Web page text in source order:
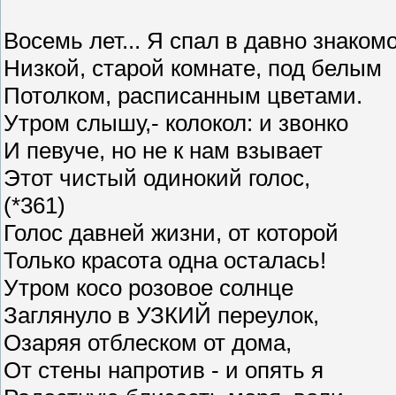
Восемь лет... Я спал в давно
Низкой, старой комнате, под белым
Потолком, расписанным цветами.
Утром слышу,- колокол: и звонко
И певуче, но не к нам взывает
Этот чистый одинокий голос,
(*361)
Голос давней жизни, от которой
Только красота одна осталась!
Утром косо розовое солнце
Заглянуло в УЗКИЙ переулок,
Озаряя отблеском от дома,
От стены напротив - и опять я